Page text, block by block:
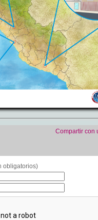
Compartir con
obligatorios)